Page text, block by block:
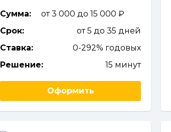
Сумма:
от 3 000 до 15 000
Срок:
от 5 до 35 дней
Ставка:
0-292% годовых
Решение:
15 минут
Оформить